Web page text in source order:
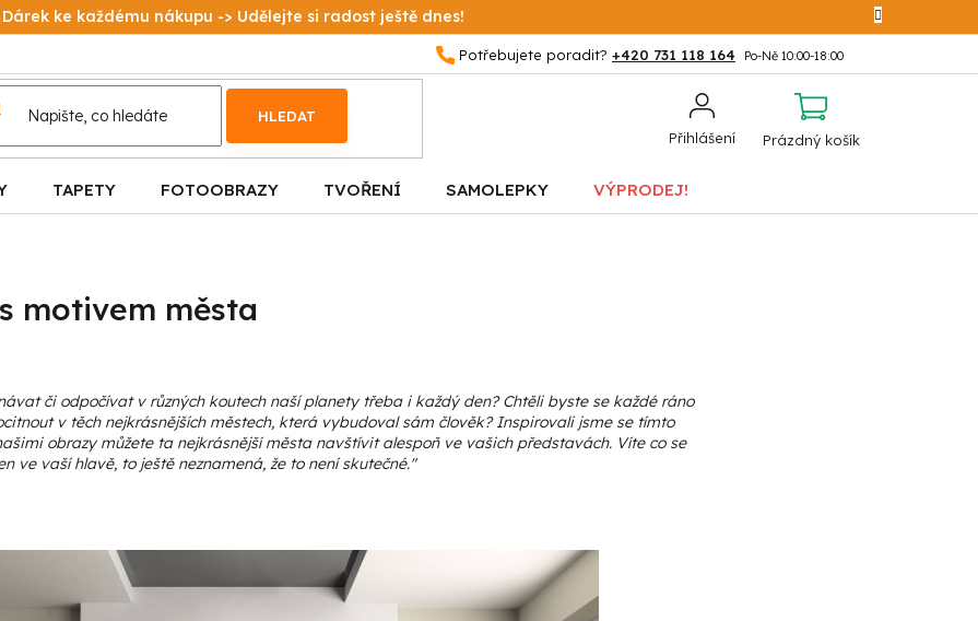
Dárek ke každému nákupu -> Udělejte si radost ještě dnes!
+420 731 118 164
Přihlášení
HLEDAT
NÁKUPNÍ
Prázdný košík
TAPETY FOTOOBRAZY TVOŘENÍ SAMOLEPKY VÝPRODEJ!
motivem města
či odpočívat v různých koutech naší planety třeba i každý den? Chtěli byste se každé ráno
v těch nejkrásnějších městech, která vybudoval sám člověk? Inspirovali jsme se tímto
obrazy můžete ta nejkrásnější města navštívit alespoň ve vašich představách. Víte co se
ve vaší hlavě, to ještě neznamená, že to není skutečné."